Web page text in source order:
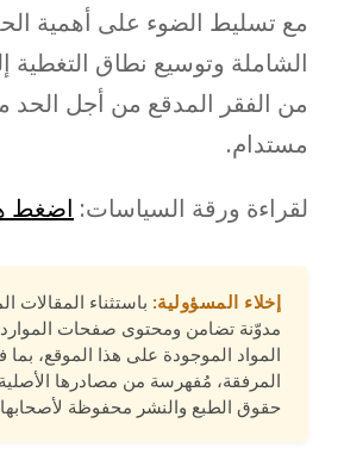
مع تسليط الضوء على أهمية
الشاملة وتوسيع نطاق التغطية
من الفقر المدقع من أجل الحد
مستدام.
لقراءة ورقة السياسات: اضغط
إخلاء المسؤولية: باستثناء المقالات
مدوّنة تضامن ومحتوى صفحات
المواد الموجودة على هذا الموقع،
المرفقة، مُفهرسة من مصادرها
حقوق الطبع والنشر محفوظة